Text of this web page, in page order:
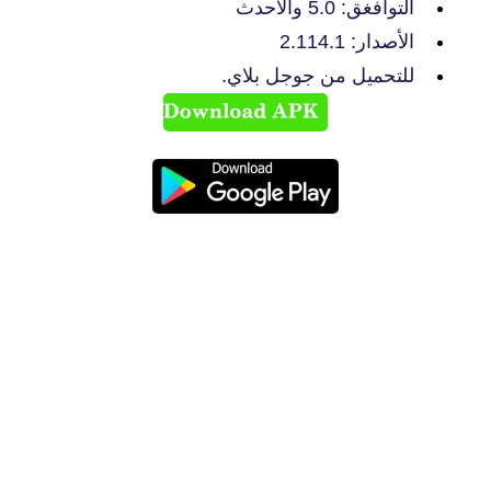
التوافغق: 5.0 والأحدث
الأصدار: 2.114.1
للتحميل من جوجل بلاي.